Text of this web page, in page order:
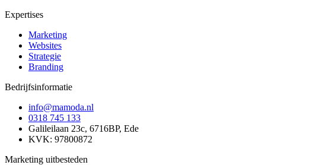
Expertises
Marketing
Websites
Strategie
Branding
Bedrijfsinformatie
info@mamoda.nl
0318 745 133
Galileilaan 23c, 6716BP, Ede
KVK: 97800872
Marketing uitbesteden